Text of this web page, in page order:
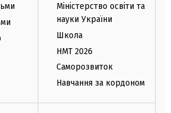
Міністерство освіти та
науки України
Школа
НМТ 2026
Саморозвиток
Навчання за кордоном